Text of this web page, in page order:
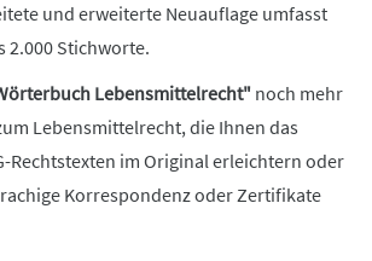
und erweiterte Neuauflage umfasst
2.000 Stichworte.
Lebensmittelrecht" noch mehr
Lebensmittelrecht, die Ihnen das
Rechtstexten im Original erleichtern oder
Korrespondenz oder Zertifikate